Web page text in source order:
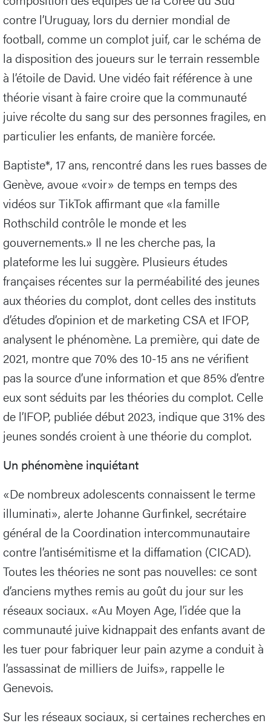
contre l’Uruguay, lors du dernier mondial de
football, comme un complot juif, car le schéma de
la disposition des joueurs sur le terrain ressemble
à l’étoile de David. Une vidéo fait référence à une
théorie visant à faire croire que la communauté
juive récolte du sang sur des personnes fragiles, en
particulier les enfants, de manière forcée.
Baptiste*, 17 ans, rencontré dans les rues basses de
Genève, avoue «voir» de temps en temps des
vidéos sur TikTok affirmant que «la famille
Rothschild contrôle le monde et les
gouvernements.» Il ne les cherche pas, la
plateforme les lui suggère. Plusieurs études
françaises récentes sur la perméabilité des jeunes
aux théories du complot, dont celles des instituts
d’études d’opinion et de marketing CSA et IFOP,
analysent le phénomène. La première, qui date de
2021, montre que 70% des 10-15 ans ne vérifient
pas la source d’une information et que 85% d’entre
eux sont séduits par les théories du complot. Celle
de l’IFOP, publiée début 2023, indique que 31% des
jeunes sondés croient à une théorie du complot.
Un phénomène inquiétant
«De nombreux adolescents connaissent le terme
illuminati», alerte Johanne Gurfinkel, secrétaire
général de la Coordination intercommunautaire
contre l’antisémitisme et la diffamation (CICAD).
Toutes les théories ne sont pas nouvelles: ce sont
d’anciens mythes remis au goût du jour sur les
réseaux sociaux. «Au Moyen Age, l’idée que la
communauté juive kidnappait des enfants avant de
les tuer pour fabriquer leur pain azyme a conduit à
l’assassinat de milliers de Juifs», rappelle le
Genevois.
Sur les réseaux sociaux, si certaines recherches en